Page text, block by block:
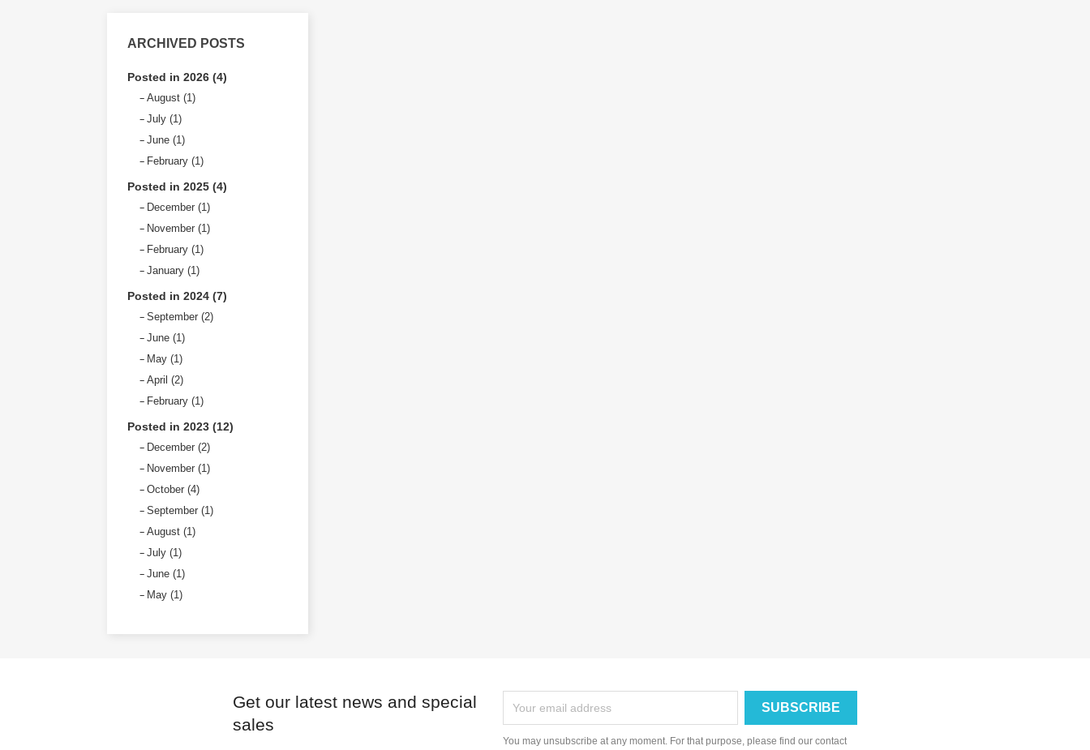
ARCHIVED POSTS
Posted in 2026 (4)
August (1)
July (1)
June (1)
February (1)
Posted in 2025 (4)
December (1)
November (1)
February (1)
January (1)
Posted in 2024 (7)
September (2)
June (1)
May (1)
April (2)
February (1)
Posted in 2023 (12)
December (2)
November (1)
October (4)
September (1)
August (1)
July (1)
June (1)
May (1)
Get our latest news and special
sales
You may unsubscribe at any moment. For that purpose, please find our contact